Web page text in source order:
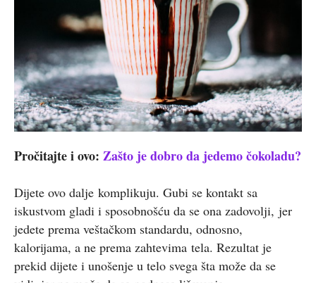
Pročitajte i ovo: Zašto je dobro da jedemo čokoladu?
Dijete ovo dalje komplikuju. Gubi se kontakt sa
iskustvom gladi i sposobnošću da se ona zadovolji, jer
jedete prema veštačkom standardu, odnosno,
kalorijama, a ne prema zahtevima tela. Rezultat je
prekid dijete i unošenje u telo svega šta može da se